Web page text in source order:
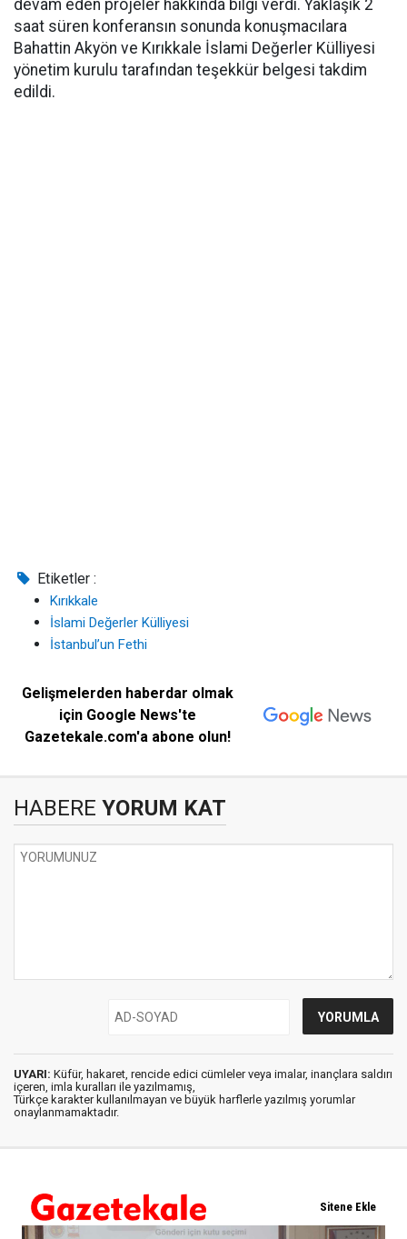
devam eden projeler hakkında bilgi verdi. Yaklaşık 2
saat süren konferansın sonunda konuşmacılara
Bahattin Akyön ve Kırıkkale İslami Değerler Külliyesi
yönetim kurulu tarafından teşekkür belgesi takdim
edildi.
Etiketler :
Kırıkkale
İslami Değerler Külliyesi
İstanbul’un Fethi
Gelişmelerden haberdar olmak
için Google News'te
Gazetekale.com'a abone olun!
HABERE YORUM KAT
UYARI: Küfür, hakaret, rencide edici cümleler veya imalar, inançlara saldırı
içeren, imla kuralları ile yazılmamış,
Türkçe karakter kullanılmayan ve büyük harflerle yazılmış yorumlar
onaylanmamaktadır.